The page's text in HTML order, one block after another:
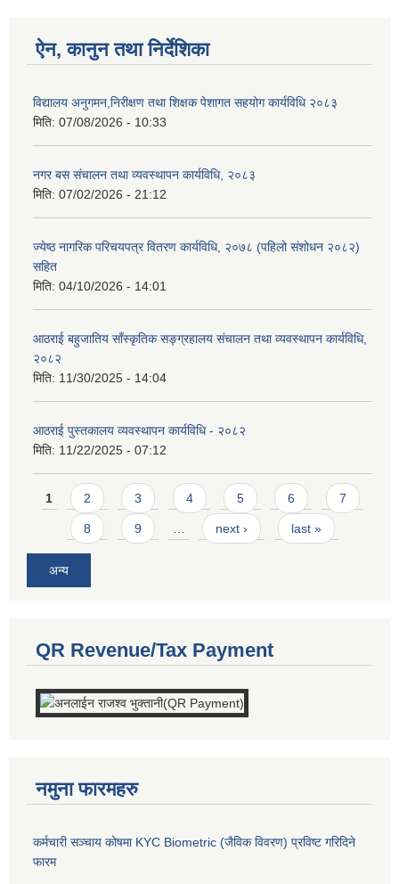
ऐन, कानुन तथा निर्देशिका
विद्यालय अनुगमन,निरीक्षण तथा शिक्षक पेशागत सहयोग कार्यविधि २०८३
मिति: 07/08/2026 - 10:33
नगर बस संचालन तथा व्यवस्थापन कार्यविधि, २०८३
मिति: 07/02/2026 - 21:12
ज्येष्ठ नागरिक परिचयपत्र वितरण कार्यविधि, २०७८ (पहिलो संशोधन २०८२)
सहित
मिति: 04/10/2026 - 14:01
आठराई बहुजातिय साँस्कृतिक सङ्ग्रहालय संचालन तथा व्यवस्थापन कार्यविधि,
२०८२
मिति: 11/30/2025 - 14:04
आठराई पुस्तकालय व्यवस्थापन कार्यविधि - २०८२
मिति: 11/22/2025 - 07:12
Pages
1 2 3 4 5 6 7
8 9 … next › last »
अन्य
QR Revenue/Tax Payment
नमुना फारमहरु
कर्मचारी सञ्चाय कोषमा KYC Biometric (जैविक विवरण) प्रविष्ट गरिदिने
फारम